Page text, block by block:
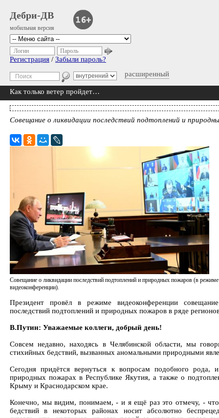
Дебри-ДВ
мобильная версия
расширенный
Логин Пароль
Регистрация / Забыли пароль?
Как только ветер пройдет…
Совещание о ликвидации последствий подтоплений и
Совещание о ликвидации последствий подтоплений и природных пожаров (в режиме
видеоконференции).
Президент провёл в режиме видеоконференции
последствий подтоплений и природных пожаров в ряде
В.Путин: Уважаемые коллеги, добрый день!
Совсем недавно, находясь в Челябинской области, мы
стихийных бедствий, вызванных аномальными природными
Сегодня придётся вернуться к вопросам подобного рода,
природных пожарах в Республике Якутия, а также о
Крыму и Краснодарском крае.
Конечно, мы видим, понимаем, - и я ещё раз это отмечу, -
бедствий в некоторых районах носит абсолютно